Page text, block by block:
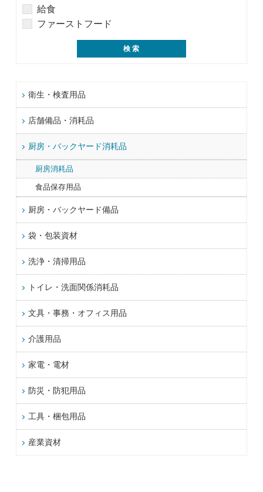
給食
ファーストフード
衛生・検査用品
店舗備品・消耗品
厨房・バックヤード消耗品
厨房消耗品
食品保存用品
厨房・バックヤード備品
袋・包装資材
洗浄・清掃用品
トイレ・洗面関係消耗品
文具・事務・オフィス用品
介護用品
家電・電材
防災・防犯用品
工具・梱包用品
産業資材